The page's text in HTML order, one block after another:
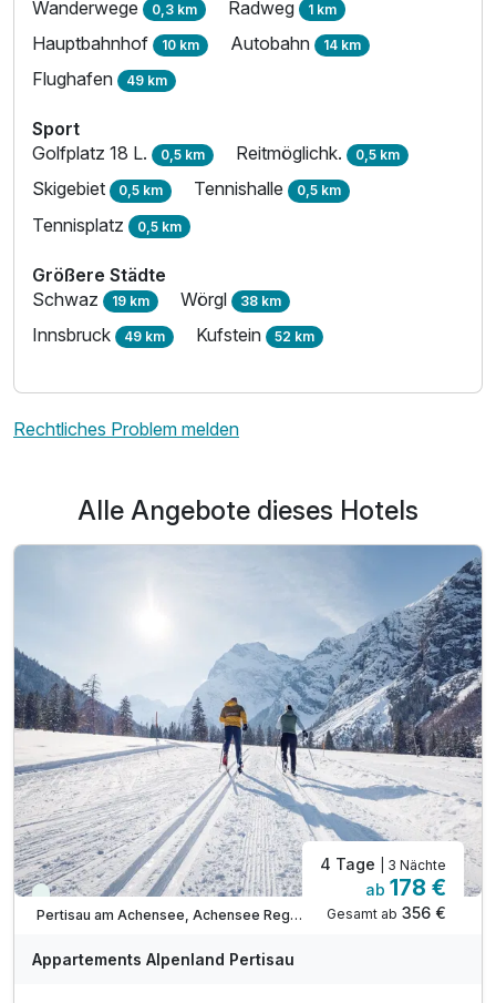
Wanderwege 0,3 km Radweg 1 km
Hauptbahnhof 10 km Autobahn 14 km
Flughafen 49 km
Sport
Golfplatz 18 L. 0,5 km Reitmöglichk. 0,5 km
Skigebiet 0,5 km Tennishalle 0,5 km
Tennisplatz 0,5 km
Größere Städte
Schwaz 19 km Wörgl 38 km
Innsbruck 49 km Kufstein 52 km
Rechtliches Problem melden
Alle Angebote dieses Hotels
Viele Termine frei
Pertisau am Achensee, Achensee Region
4 Tage | 3 Nächte
ab 178 €
Gesamt ab 356 €
Appartements Alpenland Pertisau